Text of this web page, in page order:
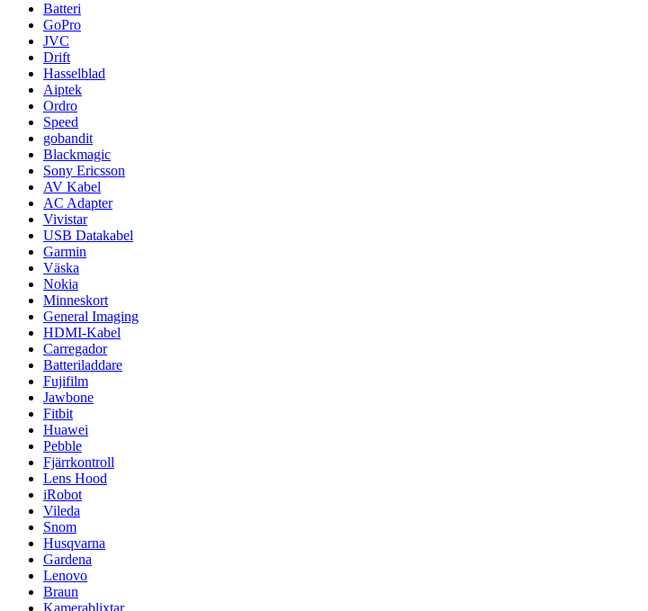
Batteri
GoPro
JVC
Drift
Hasselblad
Aiptek
Ordro
Speed
gobandit
Blackmagic
Sony Ericsson
AV Kabel
AC Adapter
Vivistar
USB Datakabel
Garmin
Väska
Nokia
Minneskort
General Imaging
HDMI-Kabel
Carregador
Batteriladdare
Fujifilm
Jawbone
Fitbit
Huawei
Pebble
Fjärrkontroll
Lens Hood
iRobot
Vileda
Snom
Husqvarna
Gardena
Lenovo
Braun
Kamerablixtar